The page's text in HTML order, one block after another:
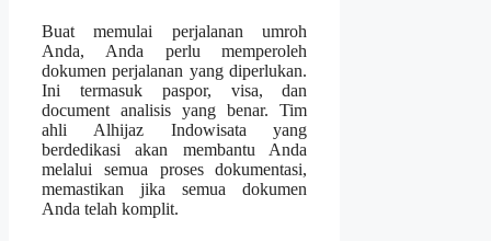
Buat memulai perjalanan umroh
Anda, Anda perlu memperoleh
dokumen perjalanan yang diperlukan.
Ini termasuk paspor, visa, dan
document analisis yang benar. Tim
ahli Alhijaz Indowisata yang
berdedikasi akan membantu Anda
melalui semua proses dokumentasi,
memastikan jika semua dokumen
Anda telah komplit.